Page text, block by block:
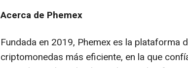
Acerca de Phemex
Fundada en 2019, Phemex es la plataforma
criptomonedas más eficiente, en la que